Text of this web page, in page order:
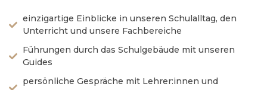
einzigartige Einblicke in unseren Schulalltag, den
Unterricht und unsere Fachbereiche
Führungen durch das Schulgebäude mit unseren
Guides
persönliche Gespräche mit Lehrer:innen und